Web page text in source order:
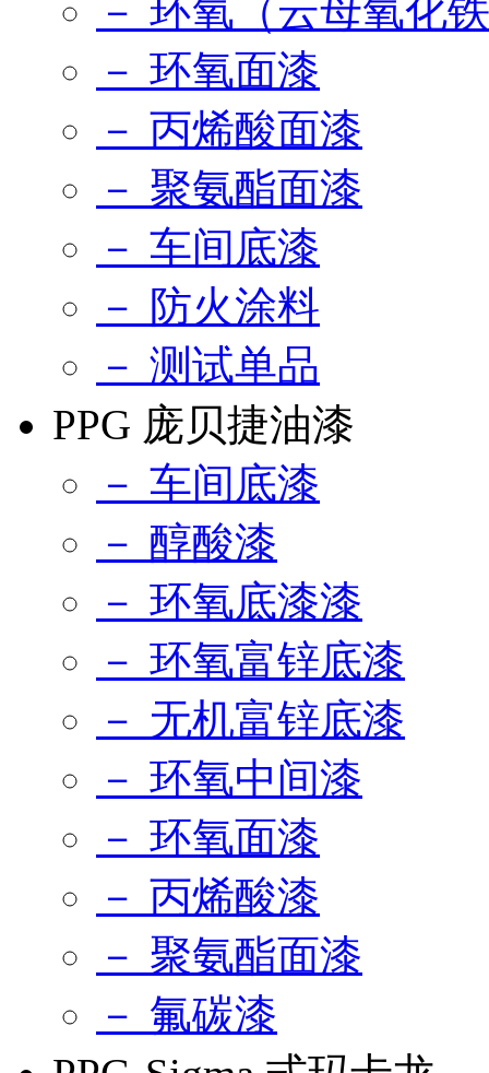
－ 环氧（云母氧化
－ 环氧面漆
－ 丙烯酸面漆
－ 聚氨酯面漆
－ 车间底漆
－ 防火涂料
－ 测试单品
PPG 庞贝捷油漆
－ 车间底漆
－ 醇酸漆
－ 环氧底漆漆
－ 环氧富锌底漆
－ 无机富锌底漆
－ 环氧中间漆
－ 环氧面漆
－ 丙烯酸漆
－ 聚氨酯面漆
－ 氟碳漆